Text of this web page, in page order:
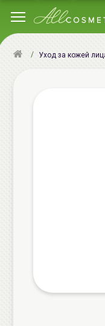
Уход за кожей